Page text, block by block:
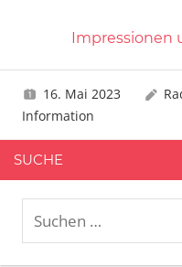
Impressionen
16. Mai 2023
Information
SUCHE
Suchen